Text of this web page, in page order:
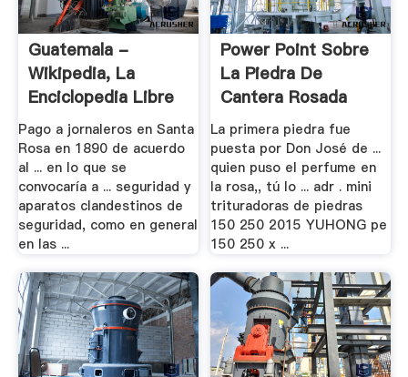
Guatemala -
Wikipedia, La
Enciclopedia Libre
Pago a jornaleros en Santa
Rosa en 1890 de acuerdo
al ... en lo que se
convocaría a ... seguridad y
aparatos clandestinos de
seguridad, como en general
en las ...
Power Point Sobre
La Piedra De
Cantera Rosada
La primera piedra fue
puesta por Don José de ...
quien puso el perfume en
la rosa,, tú lo ... adr . mini
trituradoras de piedras
150 250 2015 YUHONG pe
150 250 x ...